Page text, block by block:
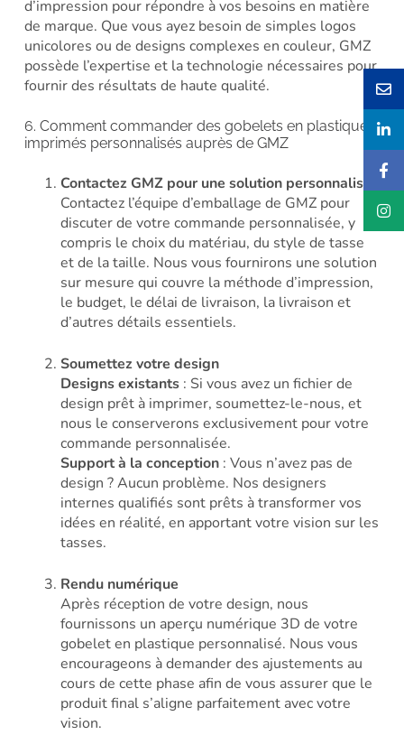
d’impression pour répondre à vos besoins en matière
de marque. Que vous ayez besoin de simples logos
unicolores ou de designs complexes en couleur, GMZ
possède l’expertise et la technologie nécessaires pour
fournir des résultats de haute qualité.
6. Comment commander des gobelets en plastique
imprimés personnalisés auprès de GMZ
Contactez GMZ pour une solution personnalisée
Contactez l’équipe d’emballage de GMZ pour
discuter de votre commande personnalisée, y
compris le choix du matériau, du style de tasse
et de la taille. Nous vous fournirons une solution
sur mesure qui couvre la méthode d’impression,
le budget, le délai de livraison, la livraison et
d’autres détails essentiels.
Soumettez votre design
Designs existants: Si vous avez un fichier de
design prêt à imprimer, soumettez-le-nous, et
nous le conserverons exclusivement pour votre
commande personnalisée.
Support à la conception: Vous n’avez pas de
design ? Aucun problème. Nos designers
internes qualifiés sont prêts à transformer vos
idées en réalité, en apportant votre vision sur les
tasses.
Rendu numérique
Après réception de votre design, nous
fournissons un aperçu numérique 3D de votre
gobelet en plastique personnalisé. Nous vous
encourageons à demander des ajustements au
cours de cette phase afin de vous assurer que le
produit final s’aligne parfaitement avec votre
vision.